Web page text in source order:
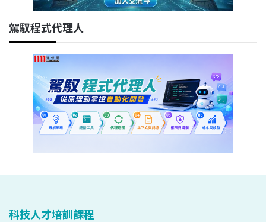
駕馭程式代理人
科技人才培訓課程